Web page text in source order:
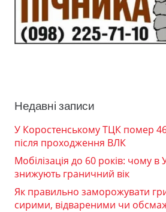
Недавні записи
У Коростенському ТЦК помер
після проходження ВЛК
Мобілізація до 60 років: чому в
знижують граничний вік
Як правильно заморожувати
сирими, відвареними чи